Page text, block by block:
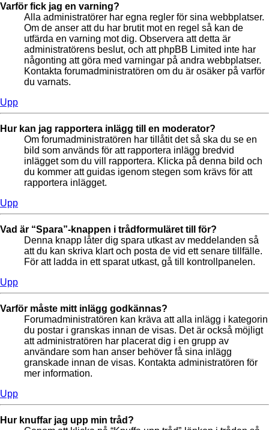
Varför fick jag en varning?
Alla administratörer har egna regler för sina webbplatser.
Om de anser att du har brutit mot en regel så kan de
utfärda en varning mot dig. Observera att detta är
administratörens beslut, och att phpBB Limited inte har
någonting att göra med varningar på andra webbplatser.
Kontakta forumadministratören om du är osäker på varför
du varnats.
Upp
Hur kan jag rapportera inlägg till en moderator?
Om forumadministratören har tillåtit det så ska du se en
bild som används för att rapportera inlägg bredvid
inlägget som du vill rapportera. Klicka på denna bild och
du kommer att guidas igenom stegen som krävs för att
rapportera inlägget.
Upp
Vad är “Spara”-knappen i trådformuläret till för?
Denna knapp låter dig spara utkast av meddelanden så
att du kan skriva klart och posta de vid ett senare tillfälle.
För att ladda in ett sparat utkast, gå till kontrollpanelen.
Upp
Varför måste mitt inlägg godkännas?
Forumadministratören kan kräva att alla inlägg i kategorin
du postar i granskas innan de visas. Det är också möjligt
att administratören har placerat dig i en grupp av
användare som han anser behöver få sina inlägg
granskade innan de visas. Kontakta administratören för
mer information.
Upp
Hur knuffar jag upp min tråd?